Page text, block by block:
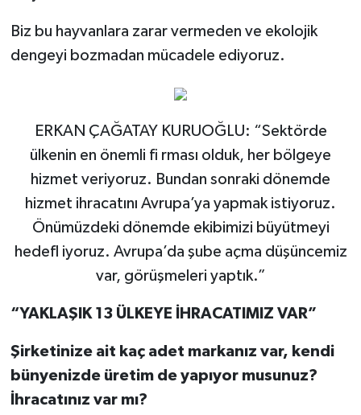
Biz bu hayvanlara zarar vermeden ve ekolojik
dengeyi bozmadan mücadele ediyoruz.
ERKAN ÇAĞATAY KURUOĞLU: “Sektörde
ülkenin en önemli fi rması olduk, her bölgeye
hizmet veriyoruz. Bundan sonraki dönemde
hizmet ihracatını Avrupa’ya yapmak istiyoruz.
Önümüzdeki dönemde ekibimizi büyütmeyi
hedefl iyoruz. Avrupa’da şube açma düşüncemiz
var, görüşmeleri yaptık.”
“YAKLAŞIK 13 ÜLKEYE İHRACATIMIZ VAR”
Şirketinize ait kaç adet markanız var, kendi
bünyenizde üretim de yapıyor musunuz?
İhracatınız var mı?